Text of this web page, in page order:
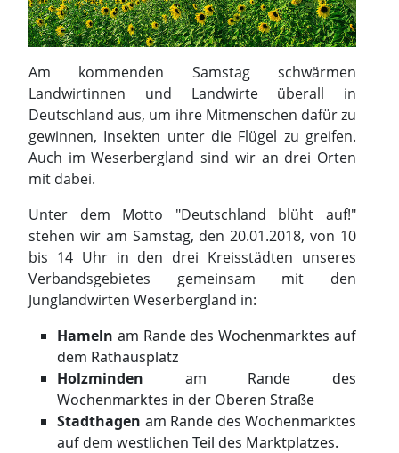
Am kommenden Samstag schwärmen
Landwirtinnen und Landwirte überall in
Deutschland aus, um ihre Mitmenschen dafür zu
gewinnen, Insekten unter die Flügel zu greifen.
Auch im Weserbergland sind wir an drei Orten
mit dabei.
Unter dem Motto "Deutschland blüht auf!"
stehen wir am Samstag, den 20.01.2018, von 10
bis 14 Uhr in den drei Kreisstädten unseres
Verbandsgebietes gemeinsam mit den
Junglandwirten Weserbergland in:
Hameln am Rande des Wochenmarktes auf
dem Rathausplatz
Holzminden am Rande des
Wochenmarktes in der Oberen Straße
Stadthagen am Rande des Wochenmarktes
auf dem westlichen Teil des Marktplatzes.